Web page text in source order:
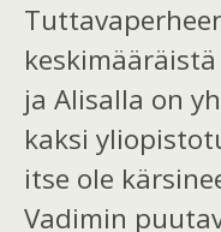
ja Alisalla on
kaksi
itse ole
Vadimin